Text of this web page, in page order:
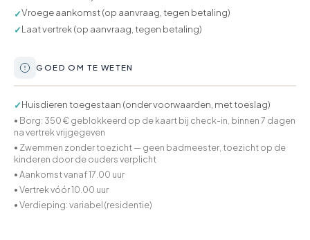
✓Vroege aankomst (op aanvraag, tegen betaling)
✓Laat vertrek (op aanvraag, tegen betaling)
GOED OM TE WETEN
✓Huisdieren toegestaan (onder voorwaarden, met toeslag)
• Borg: 350 € geblokkeerd op de kaart bij check-in, binnen 7 dagen
na vertrek vrijgegeven
• Zwemmen zonder toezicht — geen badmeester, toezicht op de
kinderen door de ouders verplicht
• Aankomst vanaf 17.00 uur
• Vertrek vóór 10.00 uur
• Verdieping: variabel (residentie)